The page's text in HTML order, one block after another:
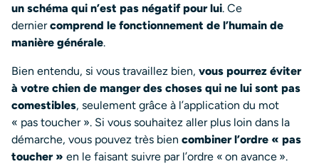
un schéma qui n’est pas négatif pour lui. Ce
derniercomprend le fonctionnement de l’humain de
manière générale.
Bien entendu, si vous travaillez bien, vous pourrez éviter
à votre chien de manger des choses qui ne lui sont pas
comestibles, seulement grâce à l’application du mot
« pas toucher ». Si vous souhaitez aller plus loin dans la
démarche, vous pouvez très bien combiner l’ordre « pas
toucher » en le faisant suivre par l’ordre « on avance ».